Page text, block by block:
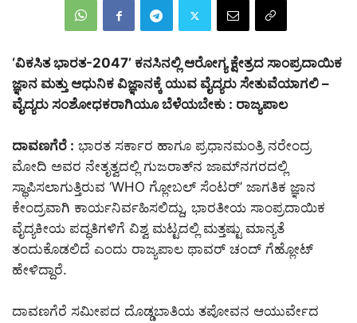
‘ವಿಕಸಿತ ಭಾರತ-2047’ ಕನಸಿನಲ್ಲಿ ಆರೋಗ್ಯ ಕ್ಷೇತ್ರದ ಸಾಂಪ್ರದಾಯಿಕ
ಜ್ಞಾನ ಮತ್ತು ಆಧುನಿಕ ವಿಜ್ಞಾನಕ್ಕೆ ಯುವ ವೈದ್ಯರು ಸೇತುವೆಯಾಗಲಿ –
ವೈದ್ಯರು ಸಂಶೋಧಕರಾಗಿಯೂ ಬೆಳೆಯಬೇಕು : ರಾಜ್ಯಪಾಲ
ದಾವಣಗೆರೆ : ಭಾರತ ಸರ್ಕಾರ ಹಾಗೂ ಪ್ರಧಾನಮಂತ್ರಿ ನರೇಂದ್ರ
ಮೋದಿ ಅವರ ನೇತೃತ್ವದಲ್ಲಿ ಗುಜರಾತ್‌ನ ಜಾಮ್‌ನಗರದಲ್ಲಿ
ಸ್ಥಾಪಿಸಲಾಗುತ್ತಿರುವ ‘WHO ಗ್ಲೋಬಲ್ ಸೆಂಟರ್’ ಜಾಗತಿಕ ಜ್ಞಾನ
ಕೇಂದ್ರವಾಗಿ ಕಾರ್ಯನಿರ್ವಹಿಸಲಿದ್ದು, ಭಾರತೀಯ ಸಾಂಪ್ರದಾಯಿಕ
ವೈದ್ಯಕೀಯ ಪದ್ಧತಿಗಳಿಗೆ ವಿಶ್ವ ಮಟ್ಟದಲ್ಲಿ ಮತ್ತಷ್ಟು ಮಾನ್ಯತೆ
ತಂದುಕೊಡಲಿದೆ ಎಂದು ರಾಜ್ಯಪಾಲ ಥಾವರ್ ಚಂದ್ ಗೆಹ್ಲೋಟ್
ಹೇಳಿದ್ದಾರೆ.
ದಾವಣಗೆರೆ ಸಮೀಪದ ದೊಡ್ಡಬಾತಿಯ ತಪೋವನ ಆಯುರ್ವೇದ